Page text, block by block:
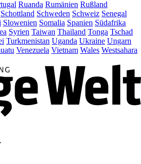
Ruanda Rumänien Rußland
Schottland Schweden Schweiz Senegal
Slowenien Somalia Spanien Südafrika
Syrien Taiwan Thailand Tonga Tschad
Turkmenistan Uganda Ukraine Ungarn
Venezuela Vietnam Wales Westsahara